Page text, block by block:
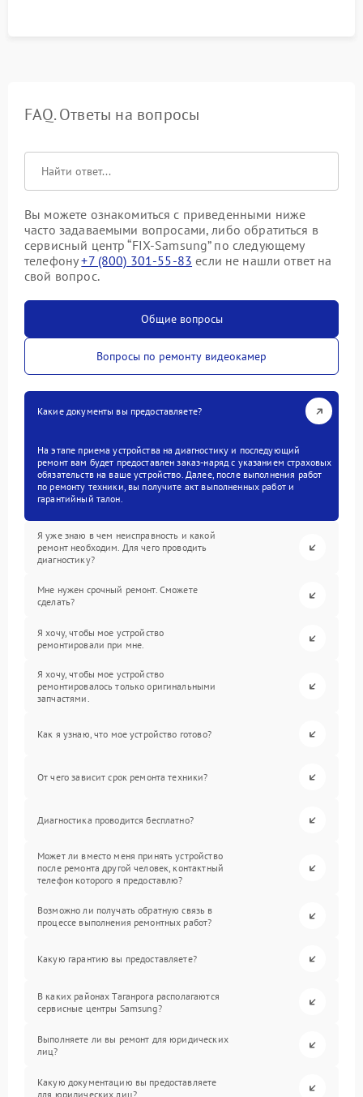
FAQ. Ответы на вопросы
Вы можете ознакомиться с приведенными ниже
часто задаваемыми вопросами, либо обратиться в
сервисный центр “FIX-Samsung” по следующему
телефону+7 (800) 301-55-83 если не нашли ответ на
свой вопрос.
Общие вопросы
Вопросы по ремонту видеокамер
Какие документы вы предоставляете?
На этапе приема устройства на диагностику и последующий
ремонт вам будет предоставлен заказ-наряд с указанием страховых
обязательств на ваше устройство. Далее, после выполнения работ
по ремонту техники, вы получите акт выполненных работ и
гарантийный талон.
Я уже знаю в чем неисправность и какой
ремонт необходим. Для чего проводить
диагностику?
Мне нужен срочный ремонт. Сможете
сделать?
Я хочу, чтобы мое устройство
ремонтировали при мне.
Я хочу, чтобы мое устройство
ремонтировалось только оригинальными
запчастями.
Как я узнаю, что мое устройство готово?
От чего зависит срок ремонта техники?
Диагностика проводится бесплатно?
Может ли вместо меня принять устройство
после ремонта другой человек, контактный
телефон которого я предоставлю?
Возможно ли получать обратную связь в
процессе выполнения ремонтных работ?
Какую гарантию вы предоставляете?
В каких районах Таганрога располагаются
сервисные центры Samsung?
Выполняете ли вы ремонт для юридических
лиц?
Какую документацию вы предоставляете
для юридических лиц?